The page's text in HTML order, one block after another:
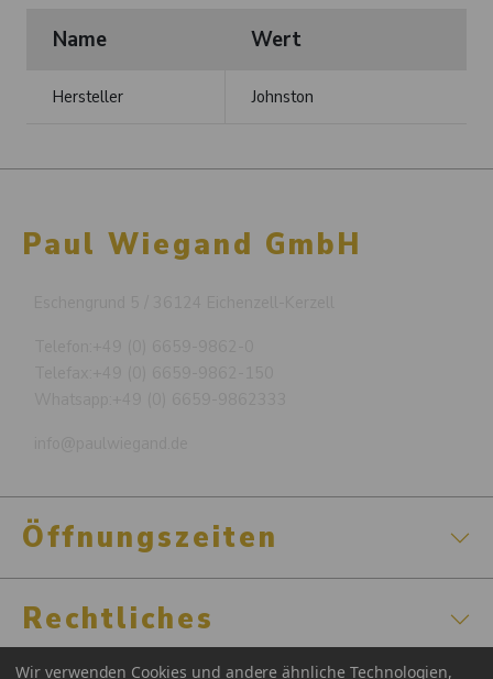
Name Wert
Hersteller Johnston
Paul Wiegand GmbH
Öffnungszeiten
Rechtliches
Wir verwenden Cookies und andere ähnliche Technologien,